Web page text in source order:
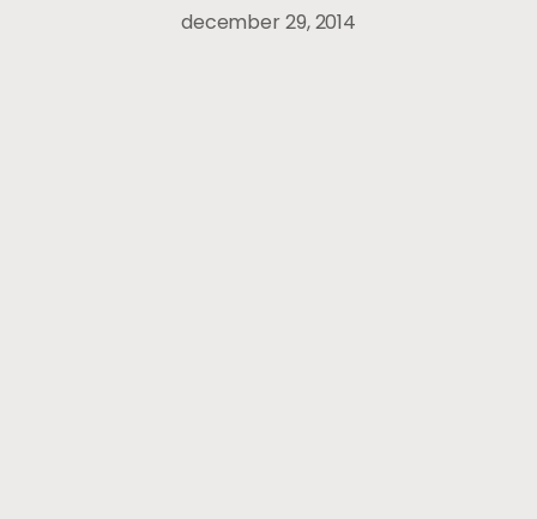
december 29, 2014